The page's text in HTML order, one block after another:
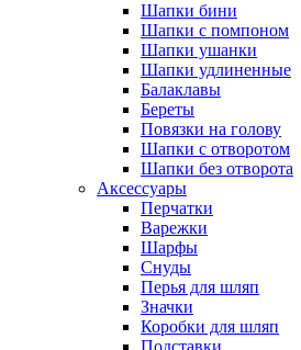
Шапки бини
Шапки с помпоном
Шапки ушанки
Шапки удлиненные
Балаклавы
Береты
Повязки на голову
Шапки с отворотом
Шапки без отворота
Аксессуары
Перчатки
Варежки
Шарфы
Снуды
Перья для шляп
Значки
Коробки для шляп
Подставки